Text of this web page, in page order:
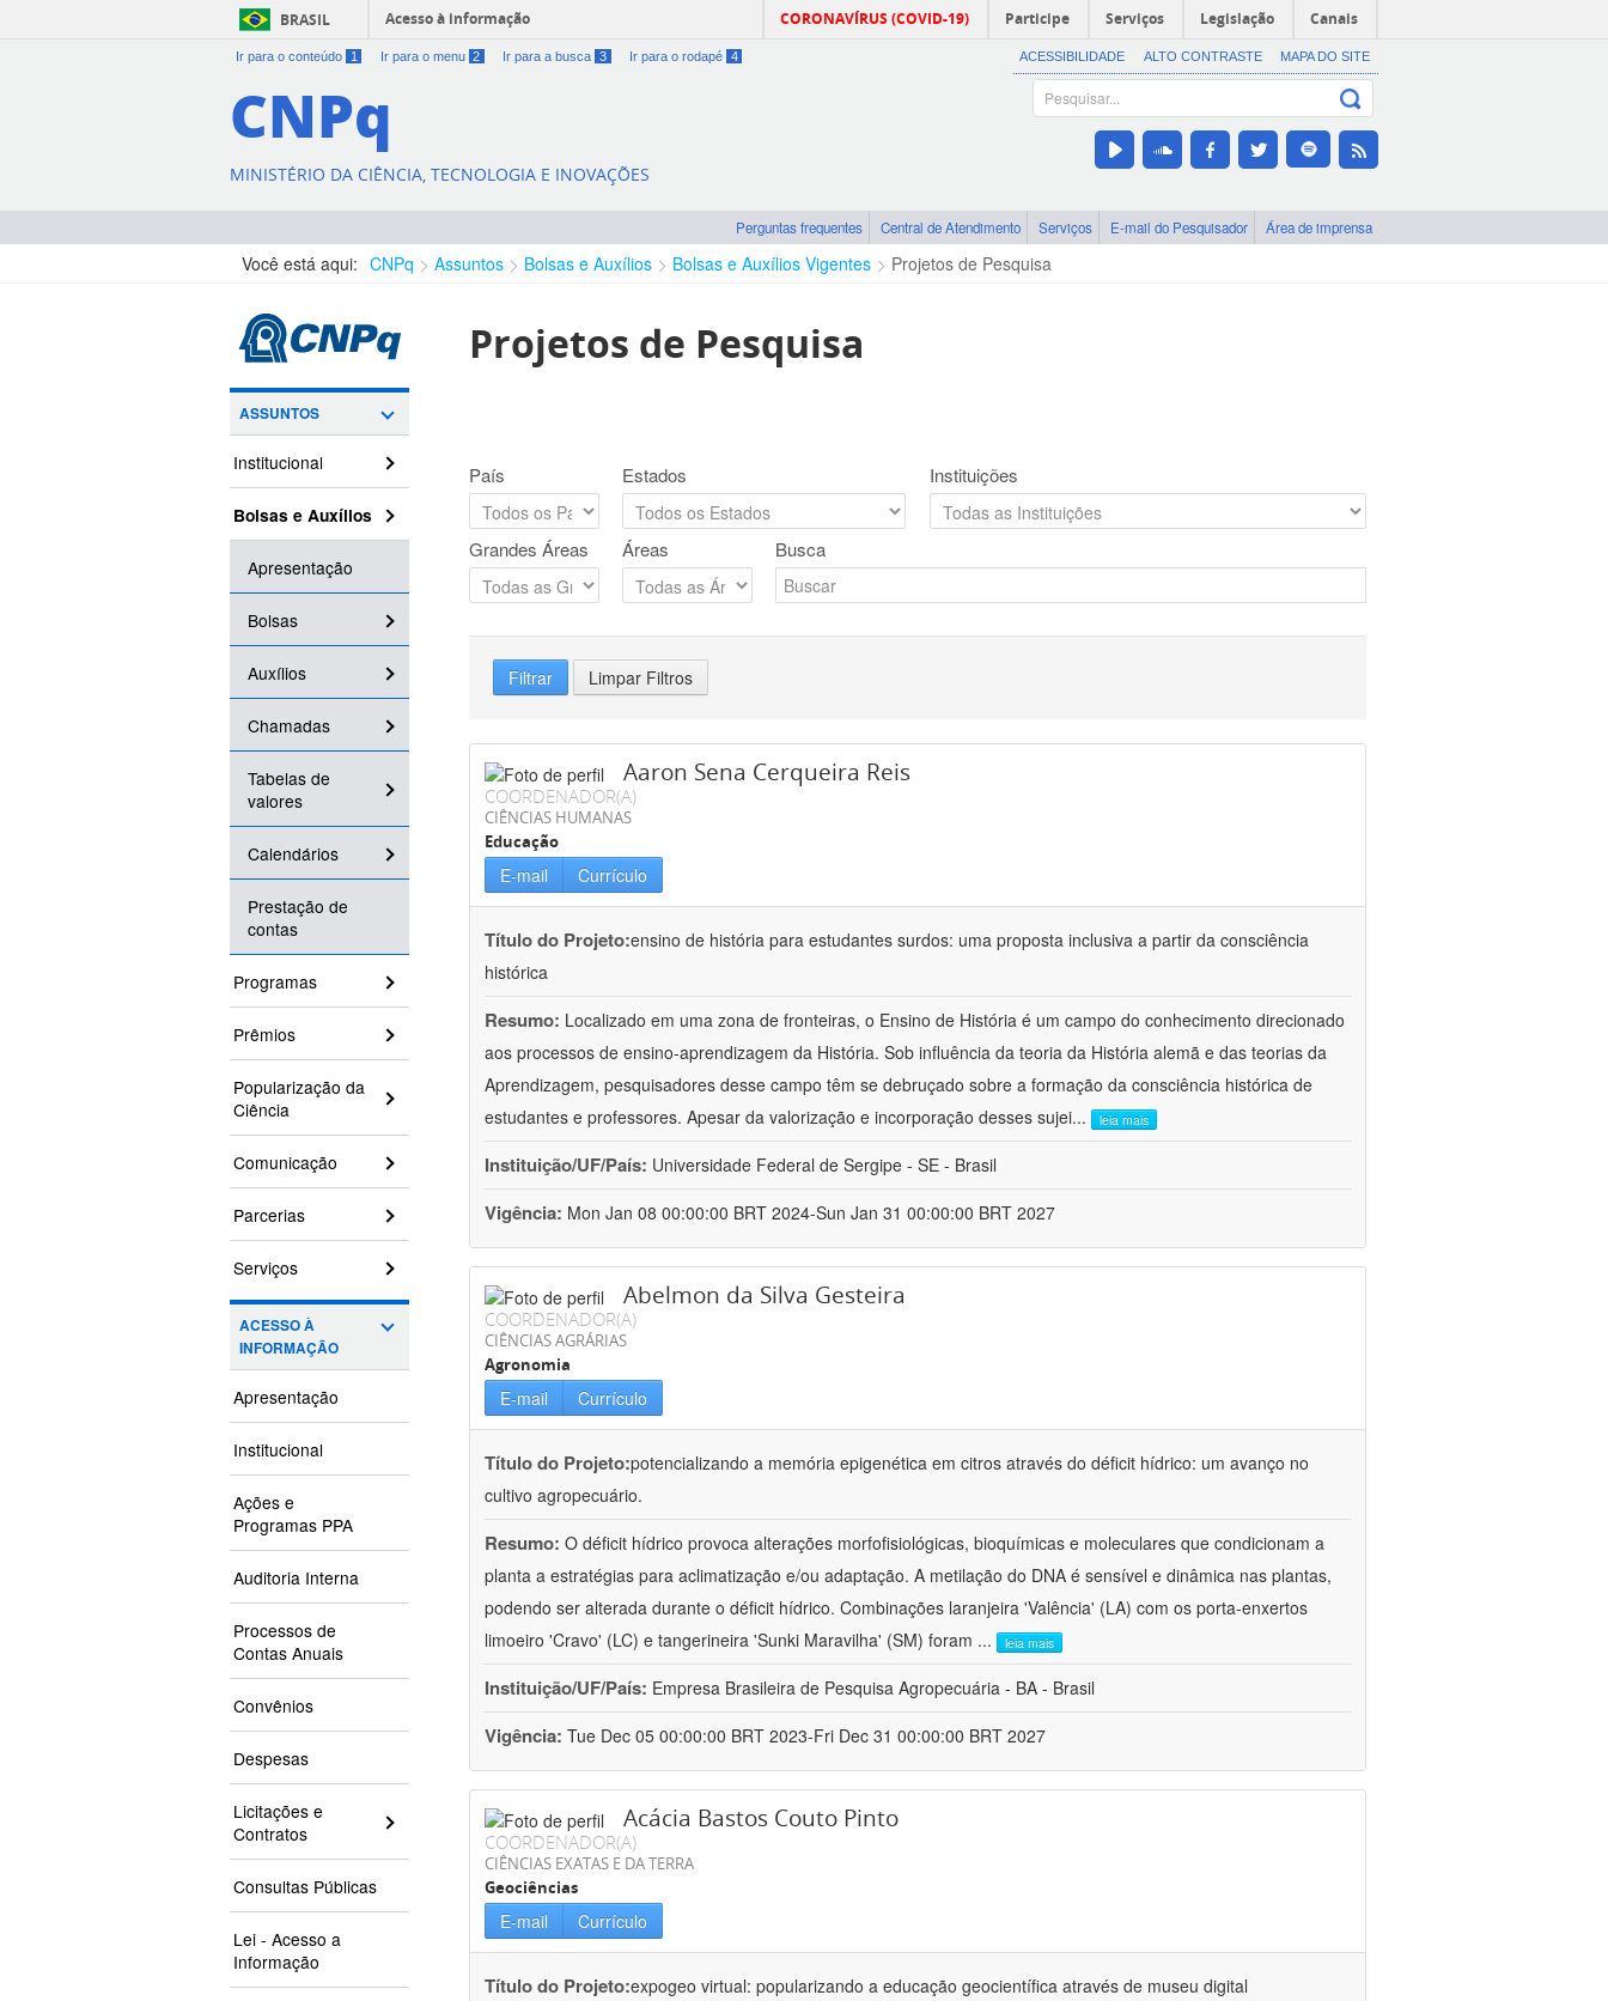
BRASIL Acesso à informação CORONAVÍRUS (COVID-19) Participe Serviços Legislação Canais
Ir para o conteúdo 1 Ir para o menu 2 Ir para a busca 3 Ir para o rodapé 4 ACESSIBILIDADE ALTO CONTRASTE MAPA DO SITE
CNPq
MINISTÉRIO DA CIÊNCIA, TECNOLOGIA E INOVAÇÕES
Perguntas frequentes Central de Atendimento Serviços E-mail do Pesquisador Área de imprensa
Você está aqui: CNPq Assuntos Bolsas e Auxílios Bolsas e Auxílios Vigentes Projetos de Pesquisa
ASSUNTOS
Institucional
Bolsas e Auxílios
Apresentação
Bolsas
Auxílios
Chamadas
Tabelas de
valores
Calendários
Prestação de
contas
Programas
Prêmios
Popularização da
Ciência
Comunicação
Parcerias
Serviços
ACESSO À
INFORMAÇÃO
Apresentação
Institucional
Ações e
Programas PPA
Auditoria Interna
Processos de
Contas Anuais
Convênios
Despesas
Licitações e
Contratos
Consultas Públicas
Lei - Acesso a
Informação
Projetos de Pesquisa
País Estados Instituições
Grandes Áreas Áreas Busca
Filtrar Limpar Filtros
Aaron Sena Cerqueira Reis
COORDENADOR(A)
CIÊNCIAS HUMANAS
Educação
E-mail Currículo
Título do Projeto:ensino de história para estudantes surdos: uma proposta inclusiva a partir da consciência
histórica
Resumo: Localizado em uma zona de fronteiras, o Ensino de História é um campo do conhecimento direcionado
aos processos de ensino-aprendizagem da História. Sob influência da teoria da História alemã e das teorias da
Aprendizagem, pesquisadores desse campo têm se debruçado sobre a formação da consciência histórica de
estudantes e professores. Apesar da valorização e incorporação desses sujei... leia mais
Instituição/UF/País: Universidade Federal de Sergipe - SE - Brasil
Vigência: Mon Jan 08 00:00:00 BRT 2024-Sun Jan 31 00:00:00 BRT 2027
Abelmon da Silva Gesteira
COORDENADOR(A)
CIÊNCIAS AGRÁRIAS
Agronomia
E-mail Currículo
Título do Projeto:potencializando a memória epigenética em citros através do déficit hídrico: um avanço no
cultivo agropecuário.
Resumo: O déficit hídrico provoca alterações morfofisiológicas, bioquímicas e moleculares que condicionam a
planta a estratégias para aclimatização e/ou adaptação. A metilação do DNA é sensível e dinâmica nas plantas,
podendo ser alterada durante o déficit hídrico. Combinações laranjeira 'Valência' (LA) com os porta-enxertos
limoeiro 'Cravo' (LC) e tangerineira 'Sunki Maravilha' (SM) foram ... leia mais
Instituição/UF/País: Empresa Brasileira de Pesquisa Agropecuária - BA - Brasil
Vigência: Tue Dec 05 00:00:00 BRT 2023-Fri Dec 31 00:00:00 BRT 2027
Acácia Bastos Couto Pinto
COORDENADOR(A)
CIÊNCIAS EXATAS E DA TERRA
Geociências
E-mail Currículo
Título do Projeto:expogeo virtual: popularizando a educação geocientífica através de museu digital